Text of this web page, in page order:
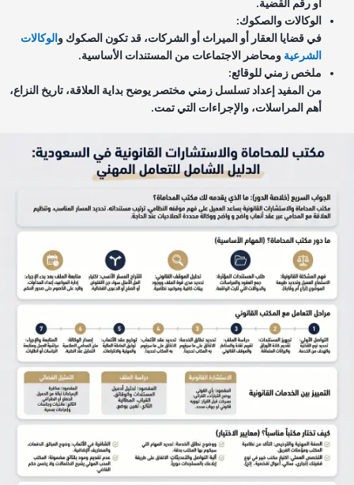
أو رقم القضية.
الوكالات والصكوك:
في قضايا العقار أو الميراث أو الشركات، قد تكون الصكوك و الوكالات
الشرعيةومحاضر الاجتماعات من المستندات الأساسية.
ملخص زمني للوقائع:
من المفيد إعداد تسلسل زمني مختصر يوضح بداية العلاقة، تاريخ النزاع،
أهم المراسلات، والإجراءات التي تمت.